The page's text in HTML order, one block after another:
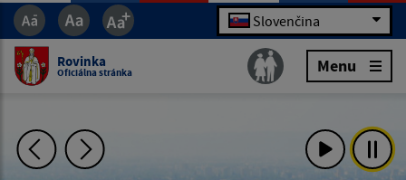
Slovenčina
Rovinka
Oficiálna stránka Menu